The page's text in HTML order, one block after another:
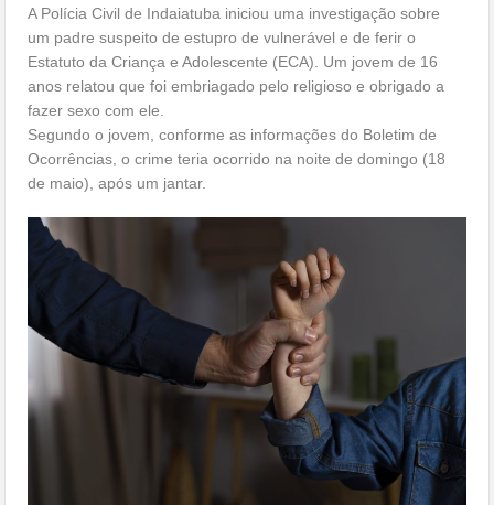
A Polícia Civil de Indaiatuba iniciou uma investigação sobre
um padre suspeito de estupro de vulnerável e de ferir o
Estatuto da Criança e Adolescente (ECA). Um jovem de 16
anos relatou que foi embriagado pelo religioso e obrigado a
fazer sexo com ele.
Segundo o jovem, conforme as informações do Boletim de
Ocorrências, o crime teria ocorrido na noite de domingo (18
de maio), após um jantar.